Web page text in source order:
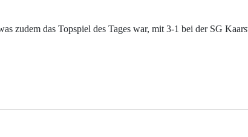
zudem das Topspiel des Tages war, mit 3-1 bei der SG